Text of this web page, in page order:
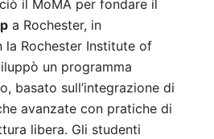
il MoMA per fondare il
a Rochester, in
la Rochester Institute of
un programma
basato sull’integrazione di
avanzate con pratiche di
libera. Gli studenti